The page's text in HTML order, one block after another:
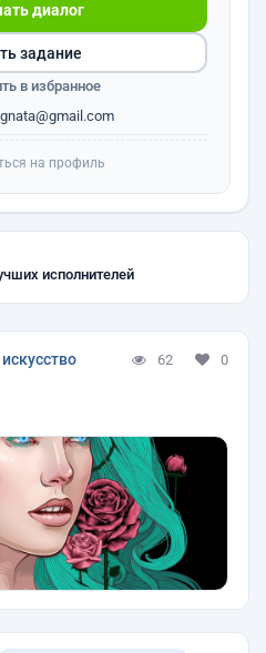
диалог
задание
в избранное
на профиль
исполнителей
62 0